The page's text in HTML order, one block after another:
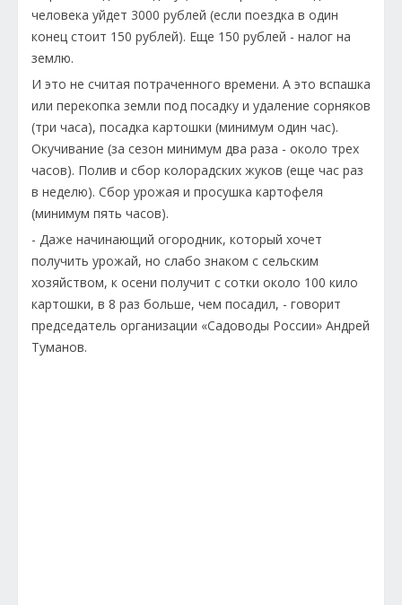
человека уйдет 3000 рублей (если поездка в один
конец стоит 150 рублей). Еще 150 рублей - налог на
землю.
И это не считая потраченного времени. А это вспашка
или перекопка земли под посадку и удаление сорняков
(три часа), посадка картошки (минимум один час).
Окучивание (за сезон минимум два раза - около трех
часов). Полив и сбор колорадских жуков (еще час раз
в неделю). Сбор урожая и просушка картофеля
(минимум пять часов).
- Даже начинающий огородник, который хочет
получить урожай, но слабо знаком с сельским
хозяйством, к осени получит с сотки около 100 кило
картошки, в 8 раз больше, чем посадил, - говорит
председатель организации «Садоводы России» Андрей
Туманов.